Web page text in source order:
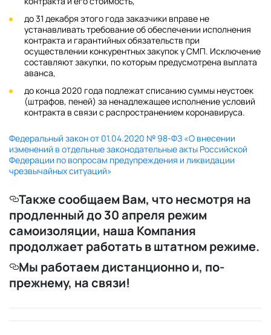
до 31 декабря этого года заказчики вправе не
устанавливать требование об обеспечении исполнения
контракта и гарантийных обязательств при
осуществлении конкурентных закупок у СМП. Исключение
составляют закупки, по которым предусмотрена выплата
аванса,
до конца 2020 года подлежат списанию суммы неустоек
(штрафов, пеней) за ненадлежащее исполнение условий
контракта в связи с распространением коронавируса.
Федеральный закон от 01.04.2020 № 98-ФЗ «О внесении
изменений в отдельные законодательные акты Российской
Федерации по вопросам предупреждения и ликвидации
чрезвычайных ситуаций»
Также сообщаем Вам, что несмотря на
продленный до 30 апреля режим
самоизоляции, наша Компания
продолжает работать в штатном режиме.
Мы работаем дистанционно и, по-
прежнему, на связи!